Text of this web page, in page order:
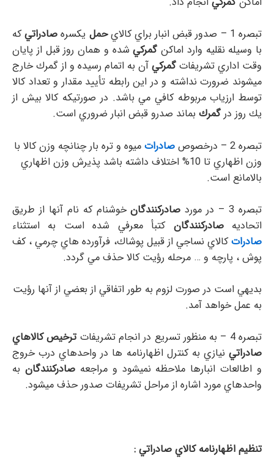
تبصره 1 – صدور قبض انبار براي كالاي حمل يكسرهصادراتيكه
با وسيله نقليه وارد اماكن گمركيشده و همان روز قبل از پايان
وقت اداري تشريفاتگمركيآن به اتمام رسيده و از گمرك خارج
ميشوند ضرورت نداشته و در اين رابطه تأييد مقدار و تعداد كالا
توسط ارزياب مربوطه كافي مي باشد. در صورتيكه كالا بيش از
يك روز درگمرك بماند صدرو قبض انبار ضروري است.
تبصره 2 – درخصوص صادراتميوه و تره بار چنانچه وزن كالا با
وزن اظهاري تا 10% اختلاف داشته باشد پذيرش وزن اظهاري
بالامانع است.
تبصره 3 – در مورد صادركنندگانخوشنام كه نام آنها از طريق
اتحاديهصادركنندگان كتبأ معرفي شده است به استثناء
صادراتكالاي نساجي از قبيل پوشاك، فرآورده هاي چرمي ، كف
پوش ، پارچه و … مرحله رؤيت كالا حذف مي گردد.
بديهي است در صورت لزوم به طور اتفاقي از بعضي از آنها رؤيت
به عمل خواهد آمد.
تبصره 4 – به منظور تسريع در انجام تشريفات ترخيص كالاهاي
صادراتي نيازي به كنترل اظهارنامه ها در واحدهاي درب خروج
و اطالعات انبارها ملاحظه نميشود و مراجعهصادركنندگان به
واحدهاي مورد اشاره از مراحل تشريفات صدور حذف ميشود.
تنظيم اظهارنامه كالاي صادراتي :